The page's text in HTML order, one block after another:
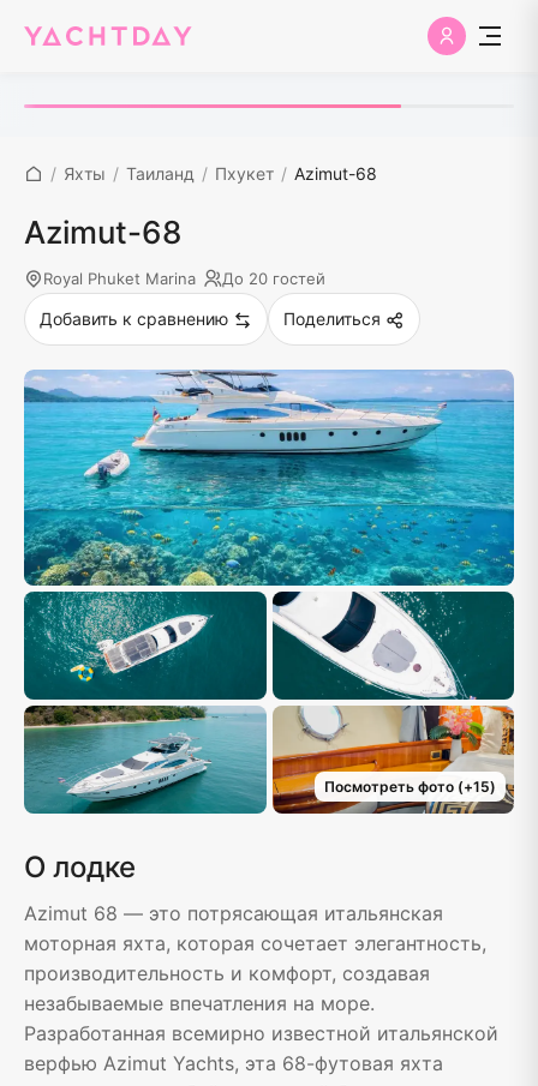
/ Яхты / Таиланд / Пхукет / Azimut-68
Azimut-68
Royal Phuket Marina До 20 гостей
Добавить к сравнению Поделиться
Посмотреть фото(+15)
О лодке
Azimut 68 — это потрясающая итальянская
моторная яхта, которая сочетает элегантность,
производительность и комфорт, создавая
незабываемые впечатления на море.
Разработанная всемирно известной итальянской
верфью Azimut Yachts, эта 68-футовая яхта